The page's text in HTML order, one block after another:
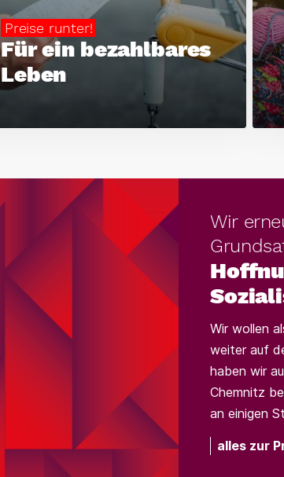
Preise runter!
Für ein bezahlbares
Leben
Wir
Wir wollen
weiter auf
haben wir
Chemnitz
an einigen
alles zur